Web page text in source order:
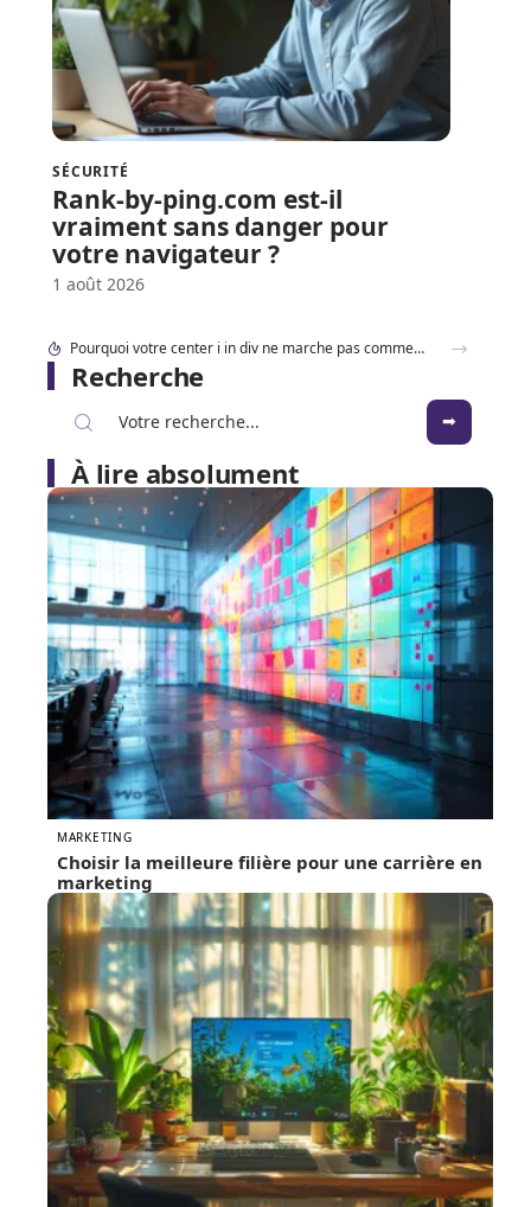
SÉCURITÉ
Rank-by-ping.com est-il
vraiment sans danger pour
votre navigateur ?
1 août 2026
Accéder à 192.168.1..109 en toute sécurité : les réglages à connaître en 2026
Recherche
À lire absolument
MARKETING
Choisir la meilleure filière pour une carrière en
marketing